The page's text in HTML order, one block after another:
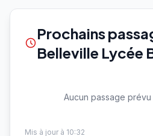
Prochains
Belleville Lycée
Aucun passage prévu
Mis à jour à 10:32